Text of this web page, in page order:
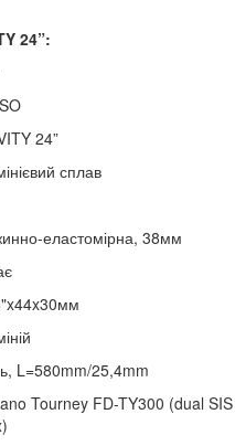
24”:
24”
сплав
еластомірна, 38мм
L=580mm/25,4mm
Tourney FD-TY300 (dual SIS